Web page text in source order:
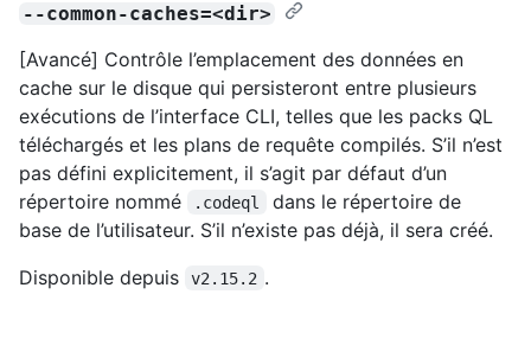
--common-caches=<dir>
[Avancé] Contrôle l’emplacement des données en
cache sur le disque qui persisteront entre plusieurs
exécutions de l’interface CLI, telles que les packs QL
téléchargés et les plans de requête compilés. S’il n’est
pas défini explicitement, il s’agit par défaut d’un
répertoire nommé
.codeql
dans le répertoire de
base de l’utilisateur. S’il n’existe pas déjà, il sera créé.
Disponible depuis
v2.15.2 .